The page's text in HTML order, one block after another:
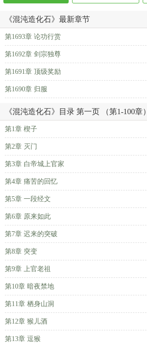
《混沌造化石》最新章节
第1693章 论功行赏
第1692章 剑宗独尊
第1691章 顶级奖励
第1690章 归服
《混沌造化石》目录 第一页 （第1-100章）
第1章 楔子
第2章 灭门
第3章 白帝城上官家
第4章 痛苦的回忆
第5章 一段经文
第6章 原来如此
第7章 迟来的突破
第8章 突变
第9章 上官老祖
第10章 暗夜禁地
第11章 栖身山洞
第12章 猴儿酒
第13章 逗猴